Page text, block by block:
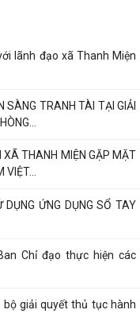
lãnh đạo xã Thanh Miện
SÀNG TRANH TÀI TẠI GIẢI
XÃ THANH MIỆN GẶP MẶT
VIỆT...
ỨNG DỤNG SỔ TAY
Chỉ đạo thực hiện các
giải quyết thủ tục hành